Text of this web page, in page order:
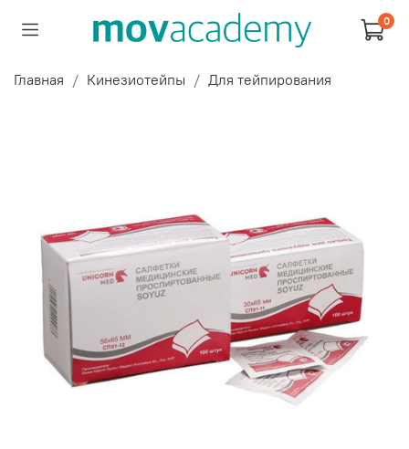
0
Главная Кинезиотейпы Для тейпирования